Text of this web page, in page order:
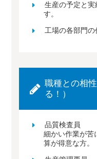
生産の予定と実
す。
工場の各部門の
職種との相
る！）
品質検査員
細かい作業が苦
算が得意な方。